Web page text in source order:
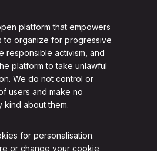
platform that empowers
to organize for progressive
responsible activism, and
platform to take unlawful
We do not control or
users and make no
kind about them.
for personalisation.
or change your cookie